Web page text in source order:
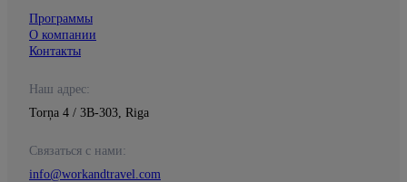
Программы
О компании
Контакты
Наш адрес:
Torņa 4 / 3B-303, Riga
Связаться с нами:
info@workandtravel.com